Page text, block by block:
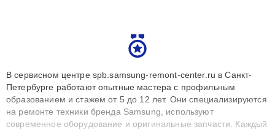
В сервисном центре spb.samsung-remont-center.ru в Санкт-
Петербурге работают опытные мастера с профильным
образованием и стажем от 5 до 12 лет. Они специализируются
на ремонте техники бренда Samsung, используют
современное оборудование и оригинальные запчасти. Каждый